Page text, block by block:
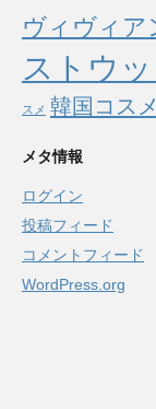
ヴィヴィア
ストウ
スメ 韓国コスメ
メタ情報
ログイン
投稿フィード
コメントフィード
WordPress.org